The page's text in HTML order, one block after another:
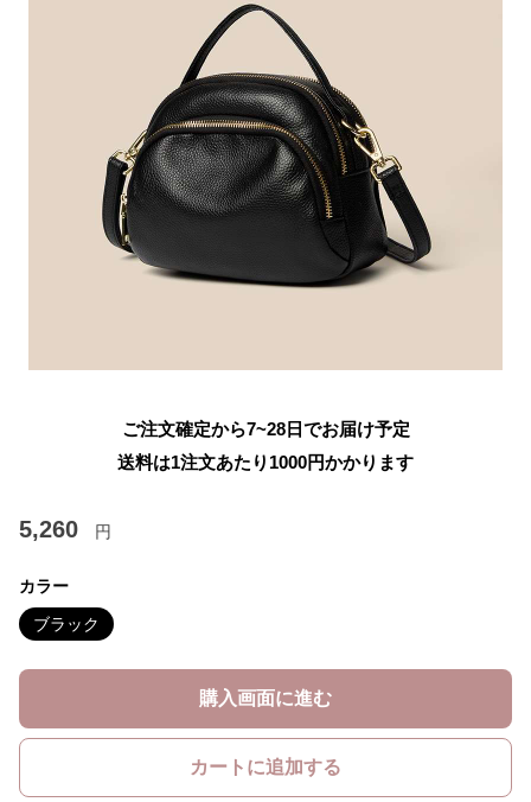
ご注文確定から7~28日でお届け予定
送料は1注文あたり 1000円かかります
5,260 円
カラー
ブラック
購入画面に進む
カートに追加する